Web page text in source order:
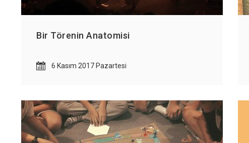
Bir Törenin Anatomisi
6 Kasım 2017 Pazartesi